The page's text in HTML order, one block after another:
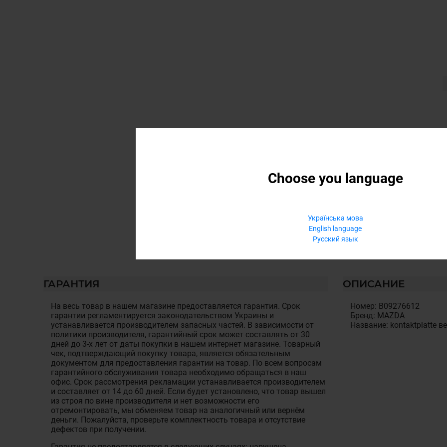
Choose you language
Українська мова
English language
Русский язык
ГАРАНТИЯ
На весь товар в нашем магазине предоставляется гарантия. Срок
гарантии регламентируется законодательством Украины и
устанавливается производителем запасных частей. В зависимости от
политики производителя, гарантийный срок может составлять от 30
дней до 3-х лет от даты покупки в нашем интернет магазине. Товарный
чек, подтверждающий покупку товара, является обязательным
документом для предоставления гарантии на товар. По всем вопросам
гарантийного обслуживания товара необходимо обращаться в наш
офис. Срок рассмотрения рекламации устанавливается производителем
и составляет от 14 до 60 дней. Если будет установлено, что товар вышел
из строя по вине производителя и нет возможности его
отремонтировать, мы обменяем товар на аналогичный или вернём
деньги. Пожалуйста, проверьте комплектность товара и отсутствие
дефектов при получении.
ОПИСАНИЕ
Номер: B09276612
Бренд: MAZDA
Название: kontaktplatte